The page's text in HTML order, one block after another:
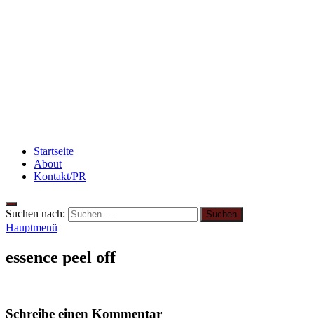
Startseite
About
Kontakt/PR
Suchen nach:
Hauptmenü
essence peel off
Schreibe einen Kommentar